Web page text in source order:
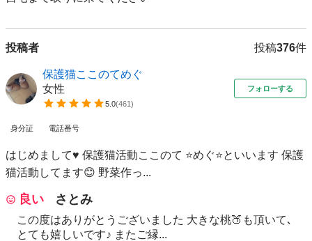
投稿者 投稿376件
保護猫ここのてめぐ
女性
5.0(461)
フォローする
身分証 電話番号
はじめまして♥ 保護猫活動ここのて ⭐️めぐ⭐️といいます 保護
猫活動してます😊 野菜作っ...
良い さとみ
この度はありがとうございました 大きな桃🍑も頂いて､
とても嬉しいです♪ またご縁...